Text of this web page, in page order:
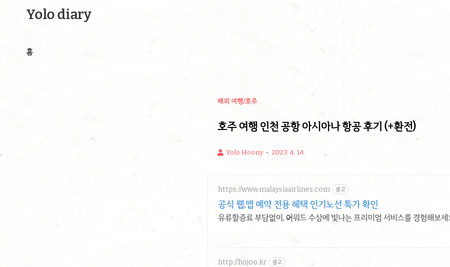
Yolo diary
홈
해외 여행/호주
호주 여행 인천 공항 아시아나 항공 후기 (+환전)
Yolo.Hoony 2023. 4. 14.
https://www.malaysiaairlines.com 광고
공식 웹,앱 예약 전용 혜택 인기노선 특가 확인
유류할증료 부담없이, 어워드 수상에 빛나는 프리미엄 서비스를 경험해보세
http://hojoo.kr 광고